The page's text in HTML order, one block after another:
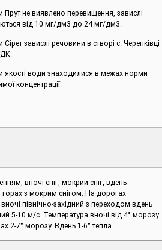
Прут не виявлено перевищення, завислі
від 10 мг/дм3 до 24 мг/дм3.
Сірет завислі речовини в створі с. Черепківці
якості води знаходилися в межах норми
концентрації.
вночі сніг, мокрий сніг, вдень
з мокрим снігом. На дорогах
північно-західний з переходом вдень
5-10 м/с. Температура вночі від 4° морозу
2-7° морозу. Вдень 1-6° тепла.